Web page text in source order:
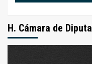
H. Cámara de